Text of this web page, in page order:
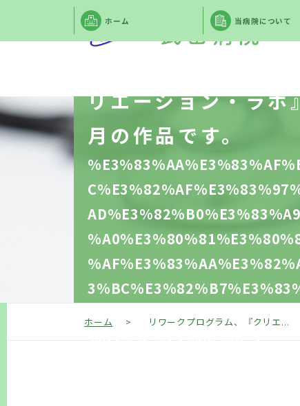
ホーム 当病院について
リエーション・ラ
月の作品です。
ホーム > リワークプログラム、『クリエ...